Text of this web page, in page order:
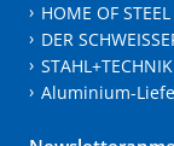
HOME OF STEEL
DER
STAHL+TECHNIK
Aluminium-